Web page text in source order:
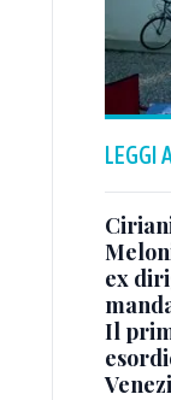
LEGGI
ex
Il